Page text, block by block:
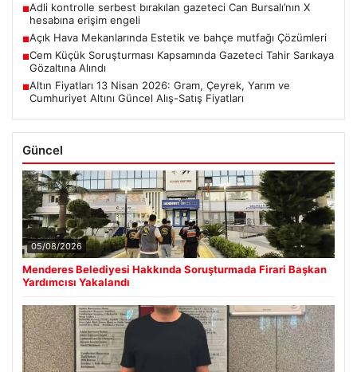
■Adli kontrolle serbest bırakılan gazeteci Can Bursalı’nın X
hesabına erişim engeli
■Açık Hava Mekanlarında Estetik ve bahçe mutfağı Çözümleri
■Cem Küçük Soruşturması Kapsamında Gazeteci Tahir Sarıkaya
Gözaltına Alındı
■Altın Fiyatları 13 Nisan 2026: Gram, Çeyrek, Yarım ve
Cumhuriyet Altını Güncel Alış-Satış Fiyatları
Güncel
05/08/2026
Menderes Belediyesi Hakkında Soruşturmada Firari Başkan
Yardımcısı Yakalandı